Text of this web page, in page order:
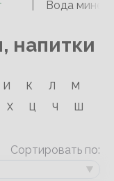
Вода
напитки
И К Л
М
Х Ц Ч
Ш
Сортировать по: